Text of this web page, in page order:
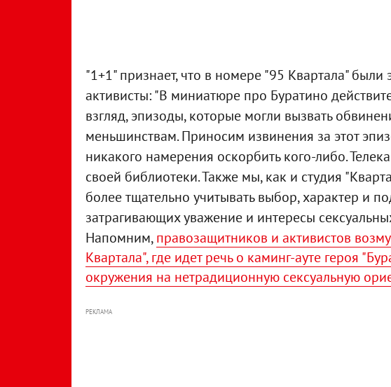
"1+1" признает, что в номере "95 Квартала" были
активисты: "В миниатюре про Буратино
взгляд, эпизоды, которые могли вызвать
меньшинствам. Приносим извинения за этот
никакого намерения оскорбить кого-либо.
своей библиотеки. Также мы, как и студия
более тщательно учитывать выбор, характер и
затрагивающих уважение и интересы
Напомним,правозащитников и активистов
Квартала", где идет речь о каминг-ауте героя
окружения на нетрадиционную сексуальную
РЕКЛАМА